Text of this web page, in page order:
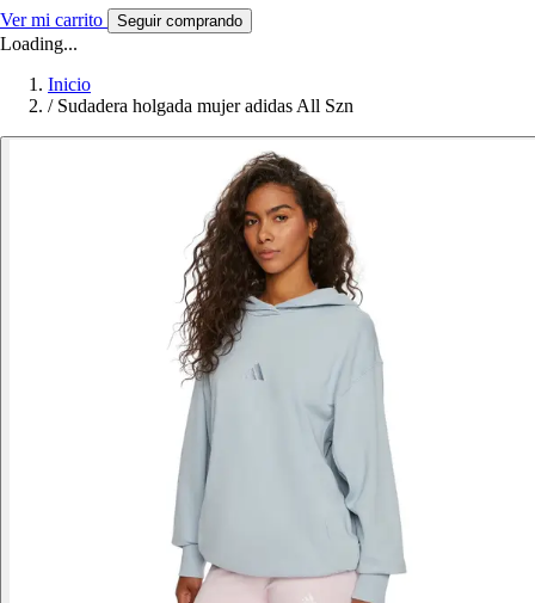
Ver mi carrito Seguir comprando
Loading...
Inicio
/ Sudadera holgada mujer adidas All Szn